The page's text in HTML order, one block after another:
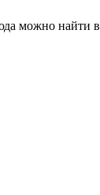
можно найти